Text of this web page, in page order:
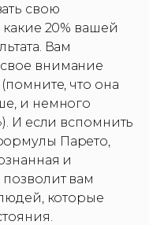
свою
какие 20% вашей
Вам
внимание
что она
и немного
И если вспомнить
Парето,
и
позволит вам
которые